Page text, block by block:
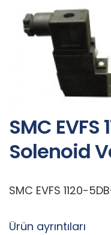
SMC EVFS
Solenoid
SMC EVFS 1120-
Ürün ayrıntıları